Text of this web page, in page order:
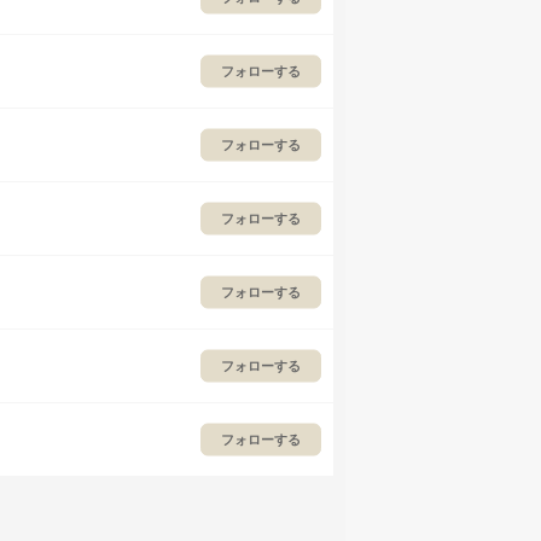
フォローする
フォローする
フォローする
フォローする
フォローする
フォローする